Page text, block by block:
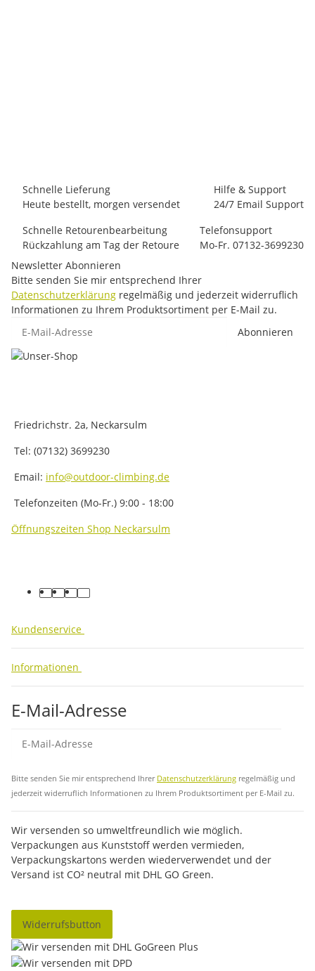
Schnelle Lieferung
Heute bestellt, morgen versendet
Hilfe & Support
24/7 Email Support
Schnelle Retourenbearbeitung
Rückzahlung am Tag der Retoure
Telefonsupport
Mo-Fr. 07132-3699230
Newsletter Abonnieren
Bitte senden Sie mir entsprechend Ihrer
Datenschutzerklärung regelmäßig und jederzeit widerruflich
Informationen zu Ihrem Produktsortiment per E-Mail zu.
Abonnieren
Friedrichstr. 2a, Neckarsulm
Tel: (07132) 3699230
Email: info@outdoor-climbing.de
Telefonzeiten (Mo-Fr.) 9:00 - 18:00
Öffnungszeiten Shop Neckarsulm
facebook
youtube
instagram
tiktok
Kundenservice
Informationen
E-Mail-Adresse
Bitte senden Sie mir entsprechend Ihrer Datenschutzerklärung regelmäßig und
jederzeit widerruflich Informationen zu Ihrem Produktsortiment per E-Mail zu.
Wir versenden so umweltfreundlich wie möglich.
Verpackungen aus Kunststoff werden vermieden,
Verpackungskartons werden wiederverwendet und der
Versand ist CO² neutral mit DHL GO Green.
Widerrufsbutton